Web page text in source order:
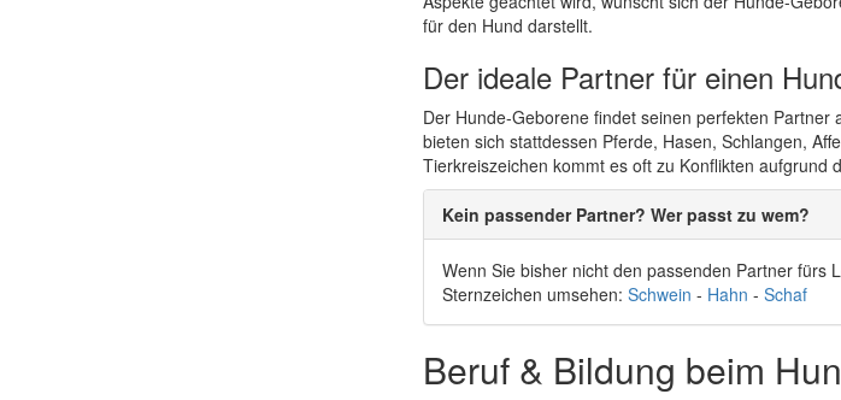
für den Hund darstellt.
Der ideale Partner für einen
Der Hunde-Geborene findet seinen perfekten
bieten sich stattdessen Pferde, Hasen, Schlangen,
Tierkreiszeichen kommt es oft zu Konflikten
Kein passender Partner? Wer passt zu wem?
Wenn Sie bisher nicht den passenden Partner fürs
Sternzeichen umsehen: Schwein - Hahn - Schaf
Beruf & Bildung beim